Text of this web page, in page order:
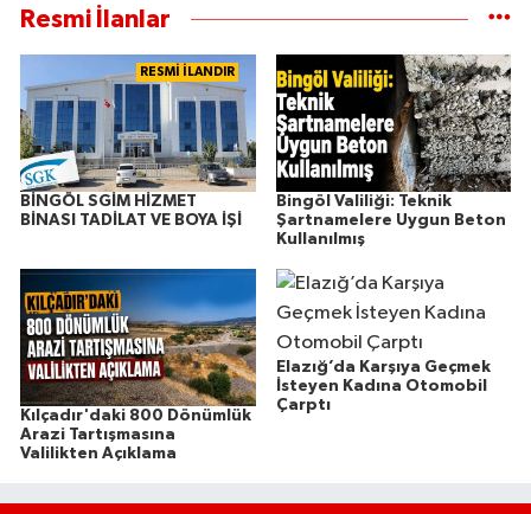
Resmi İlanlar
RESMİ İLANDIR
BİNGÖL SGİM HİZMET
BİNASI TADİLAT VE BOYA İŞİ
Bingöl Valiliği: Teknik
Şartnamelere Uygun Beton
Kullanılmış
Kılçadır'daki 800 Dönümlük
Arazi Tartışmasına
Valilikten Açıklama
Elazığ’da Karşıya Geçmek
İsteyen Kadına Otomobil
Çarptı